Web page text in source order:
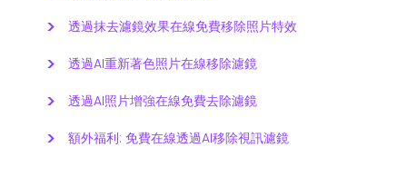
透過抹去濾鏡效果在線免費移除照片特效
透過AI重新著色照片在線移除濾鏡
透過AI照片增強在線免費去除濾鏡
額外福利: 免費在線透過AI移除視訊濾鏡